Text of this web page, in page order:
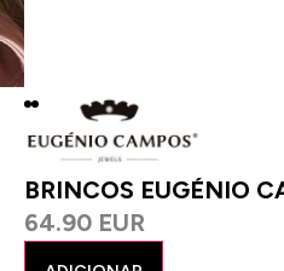
BRINCOS EUGÉNIO
64.90 EUR